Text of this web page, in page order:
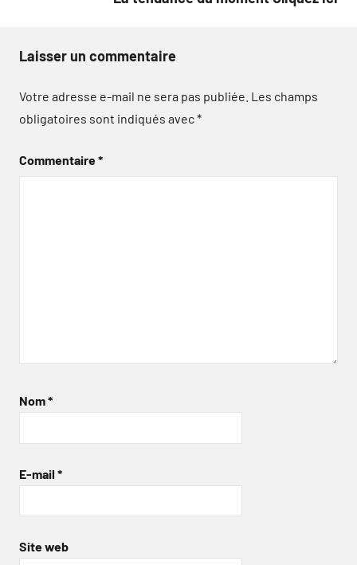
Laisser un commentaire
Votre adresse e-mail ne sera pas publiée. Les champs
obligatoires sont indiqués avec*
Commentaire*
Nom*
E-mail *
Site web